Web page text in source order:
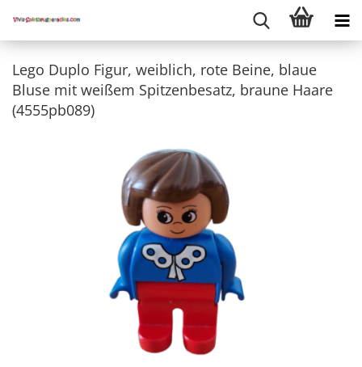
Lego Duplo Figur, weiblich, rote Beine, blaue
Bluse mit weißem Spitzenbesatz, braune Haare
(4555pb089)